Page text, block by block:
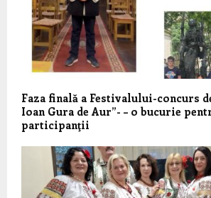
Faza finală a Festivalului-concurs
Ioan Gura de Aur”- – o bucurie
participanţii